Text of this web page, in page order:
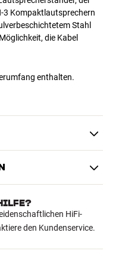
3 Kompaktlautsprechern
Stahl
die Kabel
enthalten.
x 115 cm (breite x höhe x
HiFi-
den Kundenservice.